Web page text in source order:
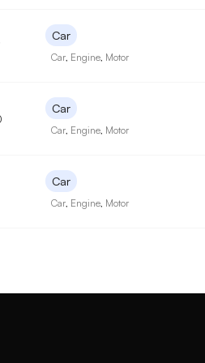
Car
Car Engine Motor
Car
Car Engine Motor
Car
Car Engine Motor